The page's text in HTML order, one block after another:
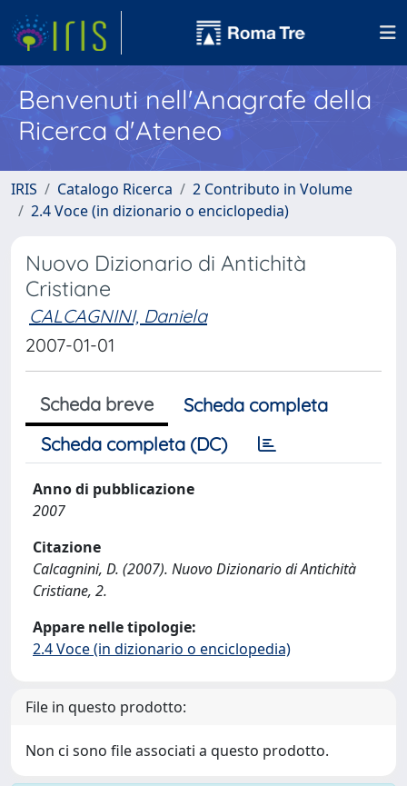
Benvenuti nell'Anagrafe della
Ricerca d'Ateneo
IRIS Catalogo Ricerca
2 Contributo in Volume
2.4 Voce (in dizionario o enciclopedia)
Nuovo Dizionario di Antichità
Cristiane
CALCAGNINI, Daniela
2007-01-01
Scheda breve
Scheda completa
Scheda completa (DC)
Anno di pubblicazione
2007
Citazione
Calcagnini, D. (2007). Nuovo Dizionario di Antichità
Cristiane, 2.
Appare nelle tipologie:
2.4 Voce (in dizionario o enciclopedia)
File in questo prodotto:
Non ci sono file associati a questo prodotto.